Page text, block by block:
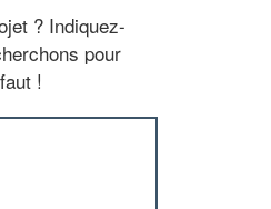
? Indiquez-
pour
!